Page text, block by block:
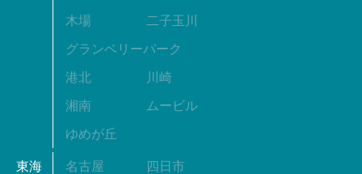
木場 二子玉川
グランベリーパーク
港北 川崎
湘南 ムービル
ゆめが丘
東海 名古屋 四日市